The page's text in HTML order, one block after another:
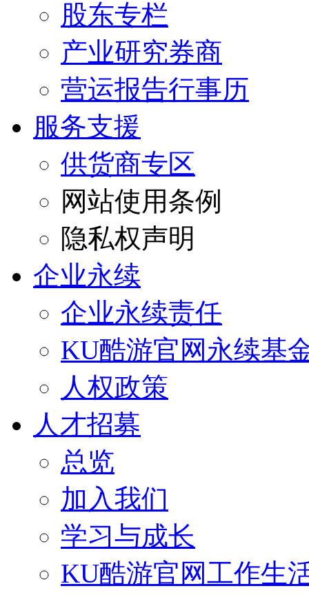
股东专栏
产业研究券商
营运报告行事历
服务支援
供货商专区
网站使用条例
隐私权声明
企业永续
企业永续责任
KU酷游官网永续基
人权政策
人才招募
总览
加入我们
学习与成长
KU酷游官网工作生